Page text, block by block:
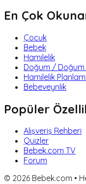
En Çok
Çocuk
Bebek
Hamilelik
Doğum / Doğum
Hamilelik
Bebeveynlik
Popüler
Alışveriş Rehberi
Quizler
Bebek.com TV
Forum
© 2026 Bebek.com •